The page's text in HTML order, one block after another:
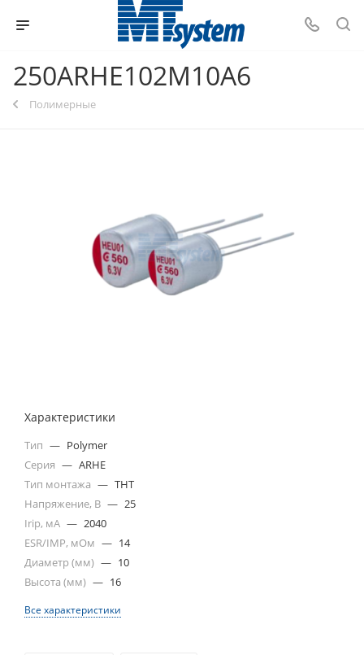
250ARHE102M10A6
Полимерные
Характеристики
Тип — Polymer
Серия — ARHE
Тип монтажа — THT
Напряжение, В — 25
Irip, мА — 2040
ESR/IMP, мОм — 14
Диаметр (мм) — 10
Высота (мм) — 16
Все характеристики